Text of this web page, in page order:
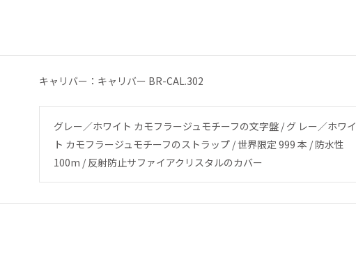
キャリバー：キャリバー BR-CAL.302
グレー／ホワイト カモフラージュモチーフの文字盤 / グ レー／ホワイ
ト カモフラージュモチーフのストラップ / 世界限定 999 本 / 防水性
100m / 反射防止サファイアクリスタルのカバー